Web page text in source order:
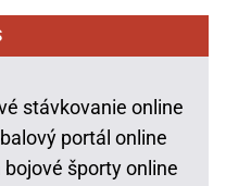
stávkovanie online
portál online
športy online